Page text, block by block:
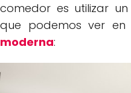
comedor es utilizar un
que podemos ver en
moderna: